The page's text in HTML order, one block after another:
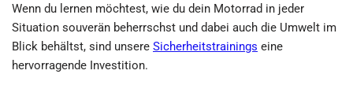
Wenn du lernen möchtest, wie du dein Motorrad in jeder
Situation souverän beherrschst und dabei auch die Umwelt im
Blick behältst, sind unsere Sicherheitstrainings eine
hervorragende Investition.